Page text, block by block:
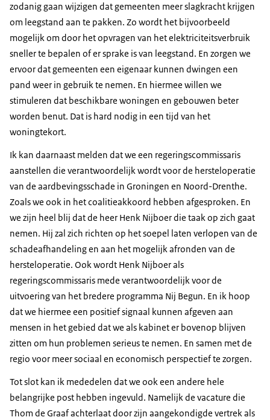
zodanig gaan wijzigen dat gemeenten meer slagkracht krijgen
om leegstand aan te pakken. Zo wordt het bijvoorbeeld
mogelijk om door het opvragen van het elektriciteitsverbruik
sneller te bepalen of er sprake is van leegstand. En zorgen we
ervoor dat gemeenten een eigenaar kunnen dwingen een
pand weer in gebruik te nemen. En hiermee willen we
stimuleren dat beschikbare woningen en gebouwen beter
worden benut. Dat is hard nodig in een tijd van het
woningtekort.
Ik kan daarnaast melden dat we een regeringscommissaris
aanstellen die verantwoordelijk wordt voor de hersteloperatie
van de aardbevingsschade in Groningen en Noord-Drenthe.
Zoals we ook in het coalitieakkoord hebben afgesproken. En
we zijn heel blij dat de heer Henk Nijboer die taak op zich gaat
nemen. Hij zal zich richten op het soepel laten verlopen van de
schadeafhandeling en aan het mogelijk afronden van de
hersteloperatie. Ook wordt Henk Nijboer als
regeringscommissaris mede verantwoordelijk voor de
uitvoering van het bredere programma Nij Begun. En ik hoop
dat we hiermee een positief signaal kunnen afgeven aan
mensen in het gebied dat we als kabinet er bovenop blijven
zitten om hun problemen serieus te nemen. En samen met de
regio voor meer sociaal en economisch perspectief te zorgen.
Tot slot kan ik mededelen dat we ook een andere hele
belangrijke post hebben ingevuld. Namelijk de vacature die
Thom de Graaf achterlaat door zijn aangekondigde vertrek als